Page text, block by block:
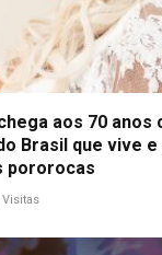
aos 70 anos
Brasil que vive
pororocas
Visitas